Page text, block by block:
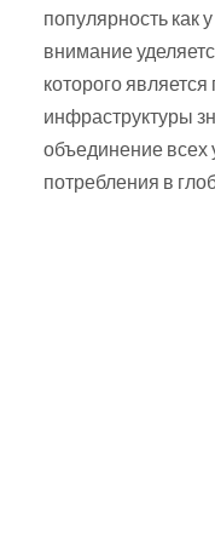
популярность как
внимание
которого
инфраструктуры
объединение всех
потребления в